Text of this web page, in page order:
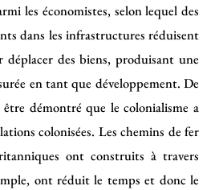
les économistes, selon lequel des
dans les infrastructures réduisent
des biens, produisant une
en tant que développement. De
démontré que le colonialisme a
colonisées. Les chemins de fer
ont construits à travers
ont réduit le temps et donc le